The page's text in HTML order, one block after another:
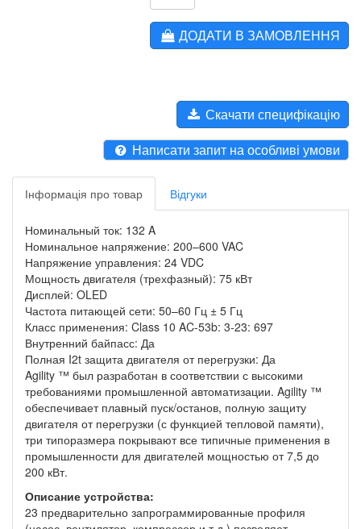
ДОДАТИ В ЗАМОВЛЕННЯ
Скачати специфікацію
Написати запит на особливі умови
Інформація про товар Відгуки
Номинальный ток: 132 A
Номинальное напряжение: 200–600 VAC
Напряжение управления: 24 VDC
Мощность двигателя (трехфазный): 75 кВт
Дисплей: OLED
Частота питающей сети: 50–60 Гц ± 5 Гц
Класс применения: Class 10 AC-53b: 3-23: 697
Внутренний байпасс: Да
Полная I2t защита двигателя от перегрузки: Да
Agility ™ был разработан в соответствии с высокими
требованиями промышленной автоматизации. Agility ™
обеспечивает плавный пуск/останов, полную защиту
двигателя от перегрузки (с функцией тепловой памяти),
три типоразмера покрывают все типичные применения в
промышленности для двигателей мощностью от 7,5 до
200 кВт.
Описание устройства:
23 предварительно запрограммированные профиля